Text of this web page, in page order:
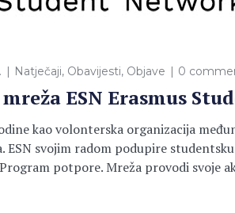
Natječaji, Obavijesti, Objave 0
ESN Erasmus
kao volonterska organizacija
ESN svojim radom podupire
potpore. Mreža provodi svoje